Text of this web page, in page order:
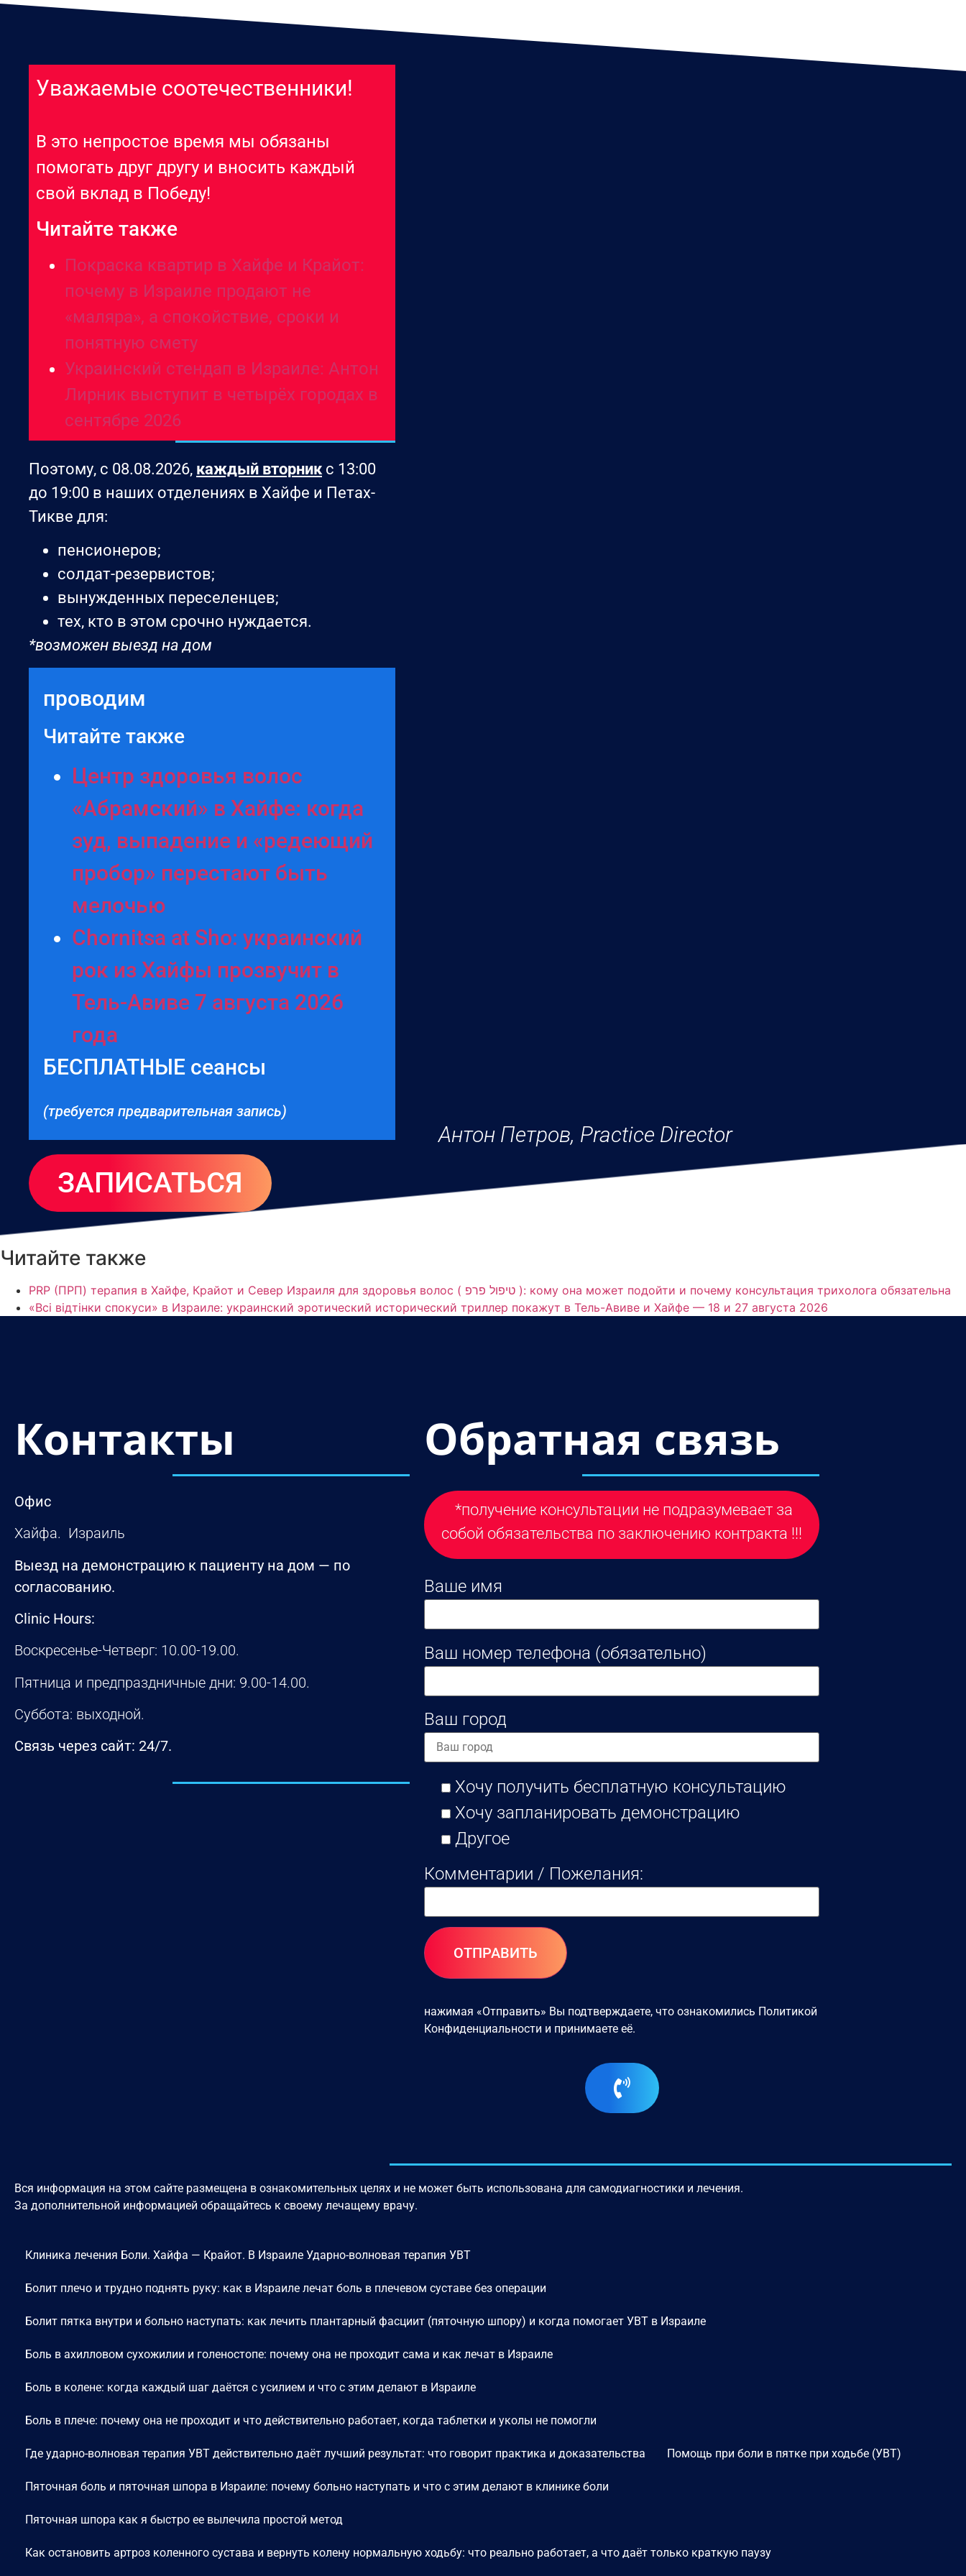
Уважаемые соотечественники!
В это непростое время мы обязаны
помогать друг другу и вносить каждый
свой вклад в Победу!
Читайте также
Покраска квартир в Хайфе и Крайот:
почему в Израиле продают не
«маляра», а спокойствие, сроки и
понятную смету
Украинский стендап в Израиле: Антон
Лирник выступит в четырёх городах в
сентябре 2026
Поэтому, с 08.08.2026, каждый вторник с 13:00
до 19:00 в наших отделениях в Хайфе и Петах-
Тикве для:
пенсионеров;
солдат-резервистов;
вынужденных переселенцев;
тех, кто в этом срочно нуждается.
*возможен выезд на дом
проводим
Читайте также
Центр здоровья волос
«Абрaмский» в Хайфе: когда
зуд, выпадение и «редеющий
пробор» перестают быть
мелочью
Chornitsa at Sho: украинский
рок из Хайфы прозвучит в
Тель-Авиве 7 августа 2026
года
БЕСПЛАТНЫЕ сеансы
(требуется предварительная запись)
ЗАПИСАТЬСЯ
Антон Петров, Practice Director
Читайте также
PRP (ПРП) терапия в Хайфе, Крайот и Север Израиля для здоровья волос ( טיפול פרפ ): кому она может подойти и почему консультация трихолога обязательна
«Всі відтінки спокуси» в Израиле: украинский эротический исторический триллер покажут в Тель-Авиве и Хайфе — 18 и 27 августа 2026
Контакты
Офис
Хайфа. Израиль
Выезд на демонстрацию к пациенту на дом — по
согласованию.
Clinic Hours:
Воскресенье-Четверг: 10.00-19.00.
Пятница и предпраздничные дни: 9.00-14.00.
Суббота: выходной.
Связь через сайт: 24/7.
Обратная связь
*получение консультации не подразумевает за
собой обязательства по заключению контракта !!!
Ваше имя
Ваш номер телефона (обязательно)
Ваш город
Хочу получить бесплатную консультацию
Хочу запланировать демонстрацию
Другое
Комментарии / Пожелания:
нажимая «Отправить» Вы подтверждаете, что ознакомились Политикой
Конфиденциальности и принимаете её.
Вся информация на этом сайте размещена в ознакомительных целях и не может быть использована для самодиагностики и лечения.
За дополнительной информацией обращайтесь к своему лечащему врачу.
Клиника лечения Боли. Хайфа — Крайот. В Израиле Ударно-волновая терапия УВТ
Болит плечо и трудно поднять руку: как в Израиле лечат боль в плечевом суставе без операции
Болит пятка внутри и больно наступать: как лечить плантарный фасциит (пяточную шпору) и когда помогает УВТ в Израиле
Боль в ахилловом сухожилии и голеностопе: почему она не проходит сама и как лечат в Израиле
Боль в колене: когда каждый шаг даётся с усилием и что с этим делают в Израиле
Боль в плече: почему она не проходит и что действительно работает, когда таблетки и уколы не помогли
Где ударно-волновая терапия УВТ действительно даёт лучший результат: что говорит практика и доказательства Помощь при боли в пятке при ходьбе (УВТ)
Пяточная боль и пяточная шпора в Израиле: почему больно наступать и что с этим делают в клинике боли
Пяточная шпора как я быстро ее вылечила простой метод
Как остановить артроз коленного сустава и вернуть колену нормальную ходьбу: что реально работает, а что даёт только краткую паузу